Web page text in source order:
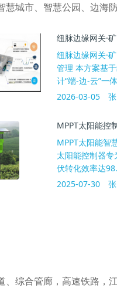
城市、智慧公园、边海
纽脉边缘网关·
纽脉边缘网关·
管理 本方案基
计“端-边-云”一
2026-03-05
MPPT太阳能控
MPPT太阳能智
太阳能控制器
伏转化效率达
2025-07-30
、综合管廊，高速铁路，